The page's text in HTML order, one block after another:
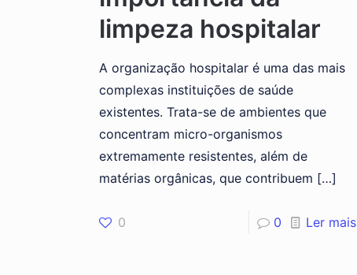
limpeza hospitalar
A organização hospitalar é uma das mais
complexas instituições de saúde
existentes. Trata-se de ambientes que
concentram micro-organismos
extremamente resistentes, além de
matérias orgânicas, que contribuem […]
0 0 Ler mais